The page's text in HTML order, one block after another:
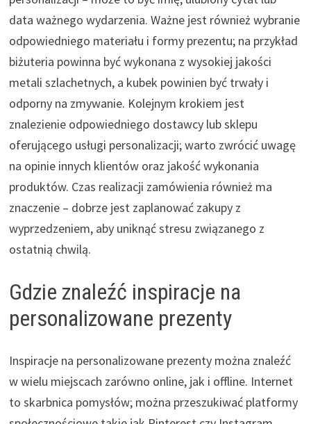
data ważnego wydarzenia. Ważne jest również wybranie
odpowiedniego materiału i formy prezentu; na przykład
biżuteria powinna być wykonana z wysokiej jakości
metali szlachetnych, a kubek powinien być trwały i
odporny na zmywanie. Kolejnym krokiem jest
znalezienie odpowiedniego dostawcy lub sklepu
oferującego usługi personalizacji; warto zwrócić uwagę
na opinie innych klientów oraz jakość wykonania
produktów. Czas realizacji zamówienia również ma
znaczenie – dobrze jest zaplanować zakupy z
wyprzedzeniem, aby uniknąć stresu związanego z
ostatnią chwilą.
Gdzie znaleźć inspiracje na
personalizowane prezenty
Inspiracje na personalizowane prezenty można znaleźć
w wielu miejscach zarówno online, jak i offline. Internet
to skarbnica pomysłów; można przeszukiwać platformy